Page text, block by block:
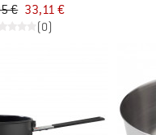
€ 33,11 €
(0)